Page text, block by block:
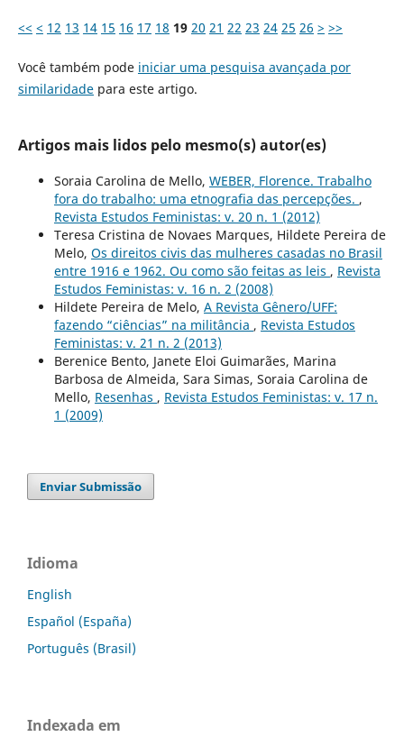
<< < 12 13 14 15 16 17 18 19 20 21 22 23 24 25 26 > >>
Você também pode iniciar uma pesquisa avançada por
similaridadepara este artigo.
Artigos mais lidos pelo mesmo(s) autor(es)
Soraia Carolina de Mello, WEBER, Florence. Trabalho
fora do trabalho: uma etnografia das percepções. ,
Revista Estudos Feministas: v. 20 n. 1 (2012)
Teresa Cristina de Novaes Marques, Hildete Pereira de
Melo, Os direitos civis das mulheres casadas no Brasil
entre 1916 e 1962. Ou como são feitas as leis , Revista
Estudos Feministas: v. 16 n. 2 (2008)
Hildete Pereira de Melo, A Revista Gênero/UFF:
fazendo “ciências” na militância , Revista Estudos
Feministas: v. 21 n. 2 (2013)
Berenice Bento, Janete Eloi Guimarães, Marina
Barbosa de Almeida, Sara Simas, Soraia Carolina de
Mello, Resenhas , Revista Estudos Feministas: v. 17 n.
1 (2009)
Enviar Submissão
Idioma
English
Español (España)
Português (Brasil)
Indexada em